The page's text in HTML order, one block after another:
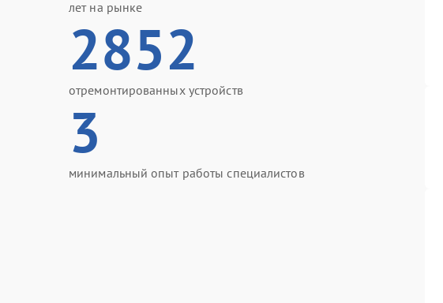
лет на рынке
2852
отремонтированных устройств
3
минимальный опыт работы специалистов